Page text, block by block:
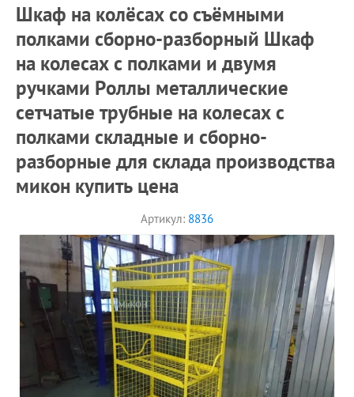
Шкаф на колёсах со съёмными
полками сборно-разборный Шкаф
на колесах с полками и двумя
ручками Роллы металлические
сетчатые трубные на колесах с
полками складные и сборно-
разборные для склада производства
микон купить цена
Артикул: 8836